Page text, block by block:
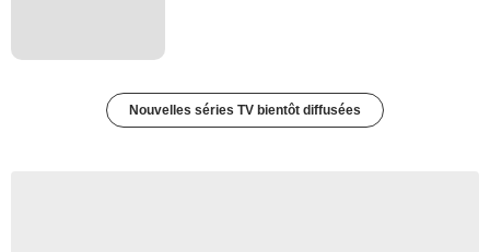
Nouvelles séries TV bientôt diffusées